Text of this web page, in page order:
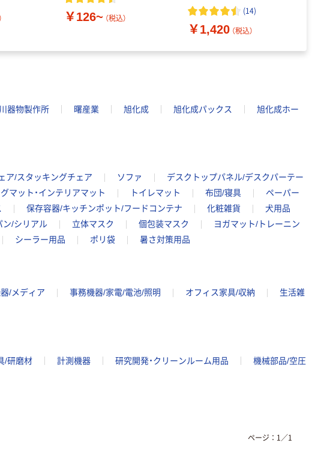
￥126~ （税込）
(14)
￥1,420 （税込）
器物製作所 曙産業 旭化成 旭化成パックス
旭化成ホー
ア/スタッキングチェア ソファ
デスクトップパネル/デスクパーテー
マット・インテリアマット トイレマット 布団/寝具
ペーパー
保存容器/キッチンポット/フードコンテナ 化粧雑貨
犬用品
ン/シリアル 立体マスク 個包装マスク
ヨガマット/トレーニン
シーラー用品 ポリ袋 暑さ対策用品
/メディア 事務機器/家電/電池/照明 オフィス家具/収納
生活雑
/研磨材 計測機器 研究開発・クリーンルーム用品
機械部品/空圧
ページ： 1 ／1